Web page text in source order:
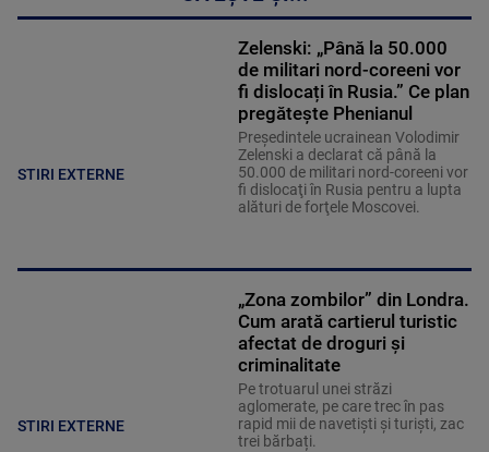
STIRI EXTERNE
Zelenski: „Până la 50.000
de militari nord-coreeni vor
fi dislocați în Rusia.” Ce plan
pregătește Phenianul
Preşedintele ucrainean Volodimir
Zelenski a declarat că până la
50.000 de militari nord-coreeni vor
fi dislocaţi în Rusia pentru a lupta
alături de forţele Moscovei.
STIRI EXTERNE
„Zona zombilor” din Londra.
Cum arată cartierul turistic
afectat de droguri și
criminalitate
Pe trotuarul unei străzi
aglomerate, pe care trec în pas
rapid mii de navetiști și turiști, zac
trei bărbați.